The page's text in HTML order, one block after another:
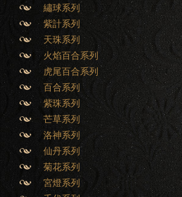
繡球系列
紫計系列
天珠系列
火焰百合系列
虎尾百合系列
百合系列
紫珠系列
芒草系列
洛神系列
仙丹系列
菊花系列
宮燈系列